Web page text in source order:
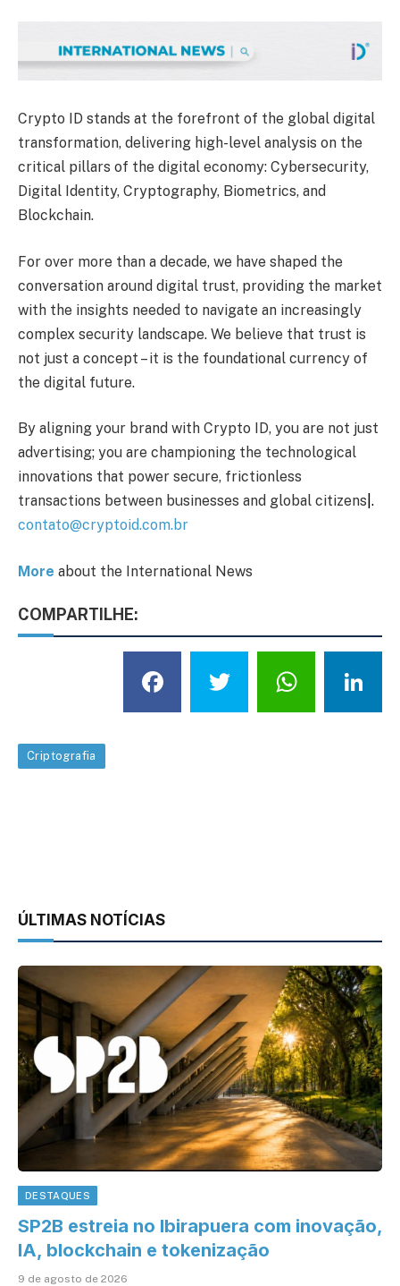
Crypto ID stands at the forefront of the global digital
transformation, delivering high-level analysis on the
critical pillars of the digital economy: Cybersecurity,
Digital Identity, Cryptography, Biometrics, and
Blockchain.
For over more than a decade, we have shaped the
conversation around digital trust, providing the market
with the insights needed to navigate an increasingly
complex security landscape. We believe that trust is
not just a concept – it is the foundational currency of
the digital future.
By aligning your brand with Crypto ID, you are not just
advertising; you are championing the technological
innovations that power secure, frictionless
transactions between businesses and global citizens |.
contato@cryptoid.com.br
More about the International News
COMPARTILHE:
Facebook
Twitter
Criptografia
ÚLTIMAS NOTÍCIAS
DESTAQUES
SP2B estreia no Ibirapuera com inovação,
IA, blockchain e tokenização
9 de agosto de 2026